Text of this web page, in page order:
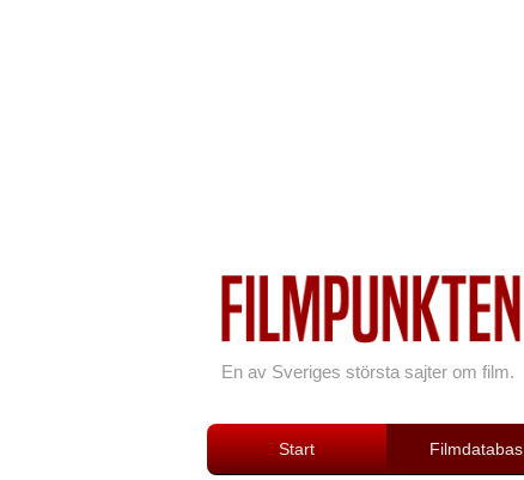
En av Sveriges största sajter om film.
Start Filmdatabas